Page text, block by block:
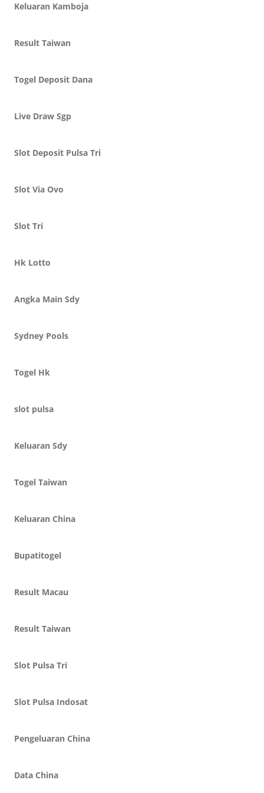
Keluaran Kamboja
Result Taiwan
Togel Deposit Dana
Live Draw Sgp
Slot Deposit Pulsa Tri
Slot Via Ovo
Slot Tri
Hk Lotto
Angka Main Sdy
Sydney Pools
Togel Hk
slot pulsa
Keluaran Sdy
Togel Taiwan
Keluaran China
Bupatitogel
Result Macau
Result Taiwan
Slot Pulsa Tri
Slot Pulsa Indosat
Pengeluaran China
Data China